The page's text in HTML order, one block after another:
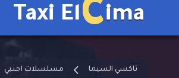
Taxi ElCima
تاكسي السيما مسلسلات اجنبي